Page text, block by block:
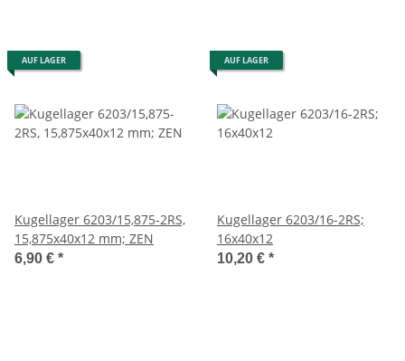
AUF LAGER
Kugellager 6203/15,875-2RS,
15,875x40x12 mm; ZEN
6,90 € *
AUF LAGER
Kugellager 6203/16-2RS;
16x40x12
10,20 € *